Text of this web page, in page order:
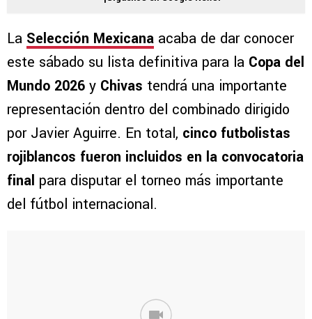
La Selección Mexicana acaba de dar conocer
este sábado su lista definitiva para la Copa del
Mundo 2026 y Chivas tendrá una importante
representación dentro del combinado dirigido
por Javier Aguirre. En total, cinco futbolistas
rojiblancos fueron incluidos en la convocatoria
final para disputar el torneo más importante
del fútbol internacional.